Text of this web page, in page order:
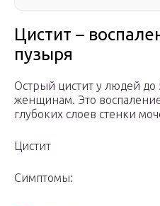
Цистит –
пузыря
Острый цистит у людей до
женщинам. Это
глубоких слоев стенки
Цистит
Симптомы: